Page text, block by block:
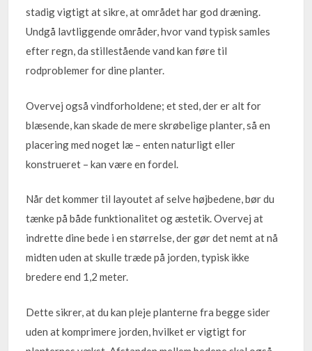
stadig vigtigt at sikre, at området har god dræning.
Undgå lavtliggende områder, hvor vand typisk samles
efter regn, da stillestående vand kan føre til
rodproblemer for dine planter.
Overvej også vindforholdene; et sted, der er alt for
blæsende, kan skade de mere skrøbelige planter, så en
placering med noget læ – enten naturligt eller
konstrueret – kan være en fordel.
Når det kommer til layoutet af selve højbedene, bør du
tænke på både funktionalitet og æstetik. Overvej at
indrette dine bede i en størrelse, der gør det nemt at nå
midten uden at skulle træde på jorden, typisk ikke
bredere end 1,2 meter.
Dette sikrer, at du kan pleje planterne fra begge sider
uden at komprimere jorden, hvilket er vigtigt for